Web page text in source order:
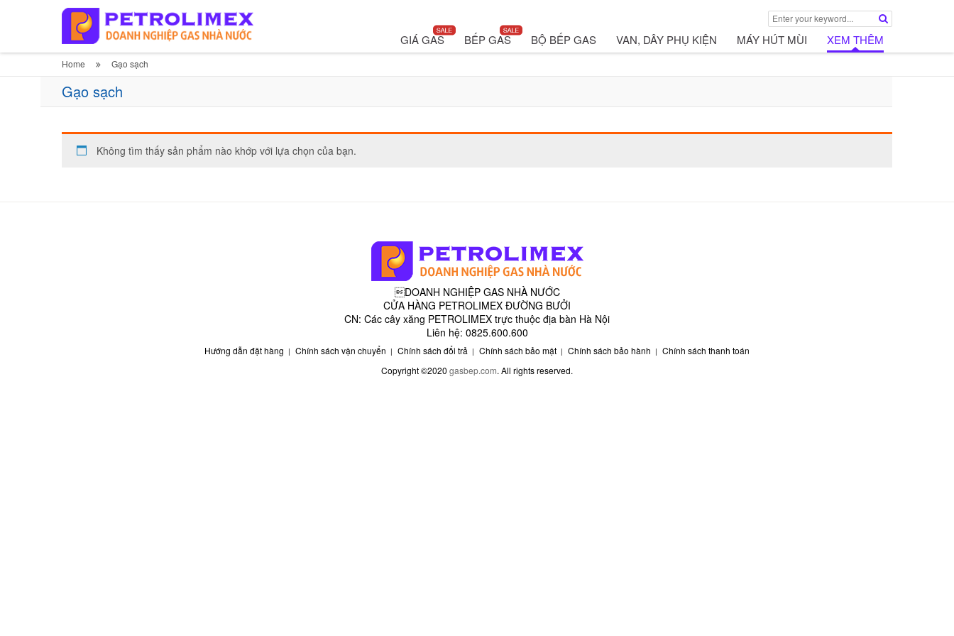
GIÁ GAS BẾP GAS BỘ BẾP GAS VAN, DÂY PHỤ KIỆN MÁY HÚT MÙI XEM THÊM
Home Gạo sạch
Gạo sạch
Không tìm thấy sản phẩm nào khớp với lựa chọn của bạn.
DOANH NGHIỆP GAS NHÀ NƯỚC
CỬA HÀNG PETROLIMEX ĐƯỜNG BƯỞI
CN: Các cây xăng PETROLIMEX trực thuộc địa bàn Hà Nội
Liên hệ: 0825.600.600
Hướng dẫn đặt hàng Chính sách vận chuyển Chính sách đổi trả Chính sách bảo mật Chính sách bảo hành
Chính sách thanh toán
Copyright ©2020 gasbep.com. All rights reserved.